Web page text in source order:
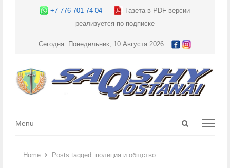
+7 776 701 74 04
Газета в PDF версии
реализуется по подписке
Сегодня: Понедельник, 10 Августа 2026
Open
Menu
Menu
Home Posts tagged: полиция и общство